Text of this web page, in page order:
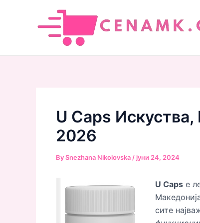
U Caps
2026
BySnezhana Nikolovska / јуни 24, 2024
U Caps е
сите